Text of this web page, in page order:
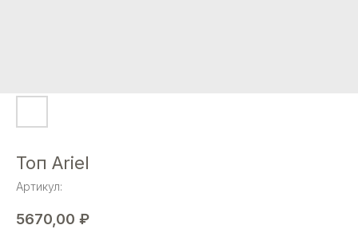
Топ Ariel
Артикул:
5670,00 ₽